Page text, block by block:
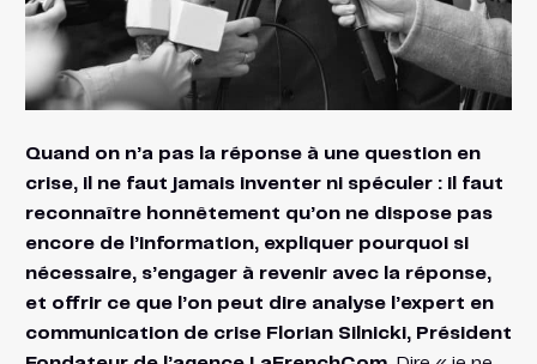
Quand on n’a pas la réponse à une question en
crise, il ne faut jamais inventer ni spéculer : il faut
reconnaître honnêtement qu’on ne dispose pas
encore de l’information, expliquer pourquoi si
nécessaire, s’engager à revenir avec la réponse,
et offrir ce que l’on peut dire analyse l’expert en
communication de crise Florian Silnicki, Président